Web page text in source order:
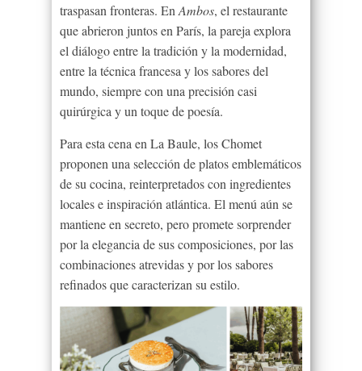
traspasan fronteras. En Ambos, el restaurante
que abrieron juntos en París, la pareja explora
el diálogo entre la tradición y la modernidad,
entre la técnica francesa y los sabores del
mundo, siempre con una precisión casi
quirúrgica y un toque de poesía.
Para esta cena en La Baule, los Chomet
proponen una selección de platos emblemáticos
de su cocina, reinterpretados con ingredientes
locales e inspiración atlántica. El menú aún se
mantiene en secreto, pero promete sorprender
por la elegancia de sus composiciones, por las
combinaciones atrevidas y por los sabores
refinados que caracterizan su estilo.